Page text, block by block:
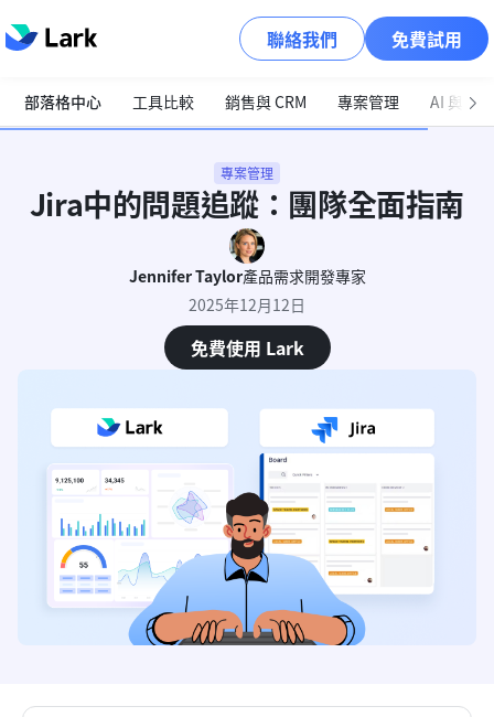
聯絡我們 免費試用
部落格中心 工具比較 銷售與 CRM 專案管理 AI 與自
專案管理
Jira中的問題追蹤：團隊全面指南
Jennifer Taylor產品需求開發專家
2025年12月12日
免費使用 Lark